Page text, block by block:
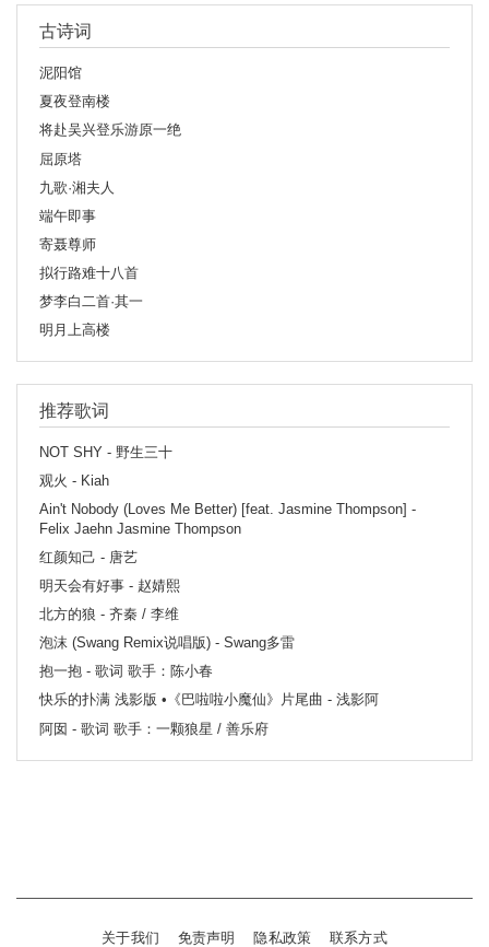
古诗词
泥阳馆
夏夜登南楼
将赴吴兴登乐游原一绝
屈原塔
九歌·湘夫人
端午即事
寄聂尊师
拟行路难十八首
梦李白二首·其一
明月上高楼
推荐歌词
NOT SHY - 野生三十
观火 - Kiah
Ain't Nobody (Loves Me Better) [feat. Jasmine Thompson] -
Felix Jaehn Jasmine Thompson
红颜知己 - 唐艺
明天会有好事 - 赵婧熙
北方的狼 - 齐秦 / 李维
泡沫 (Swang Remix说唱版) - Swang多雷
抱一抱 - 歌词 歌手：陈小春
快乐的扑满 浅影版 •《巴啦啦小魔仙》片尾曲 - 浅影阿
阿囡 - 歌词 歌手：一颗狼星 / 善乐府
关于我们 免责声明 隐私政策 联系方式